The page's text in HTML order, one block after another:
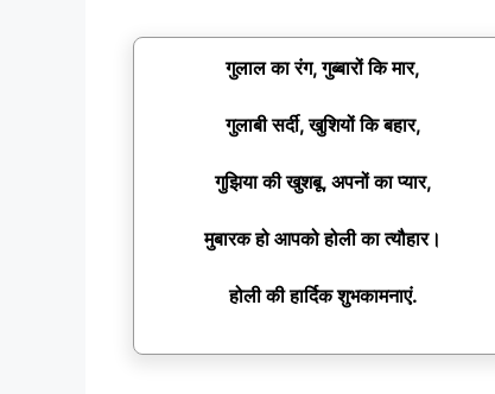
गुलाल का रंग, गुब्बारों कि मार,
गुलाबी सर्दी, खुशियों कि बहार,
गुझिया की खुशबू, अपनों का प्यार,
मुबारक हो आपको होली का त्यौहार।
होली की हार्दिक शुभकामनाएं.